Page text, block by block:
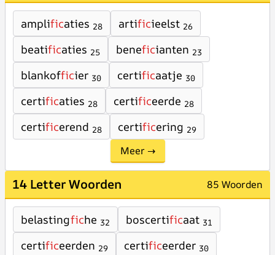
amplificaties 28 artificieelst 26
beatificaties 25 beneficianten 23
blankofficier 30 certificaatje 30
certificaties 28 certificeerde 28
certificerend 28 certificering 29
Meer →
14 Letter Woorden 85 Woorden
belastingfiche 32 boscertificaat 31
certificeerden 29 certificeerder 30